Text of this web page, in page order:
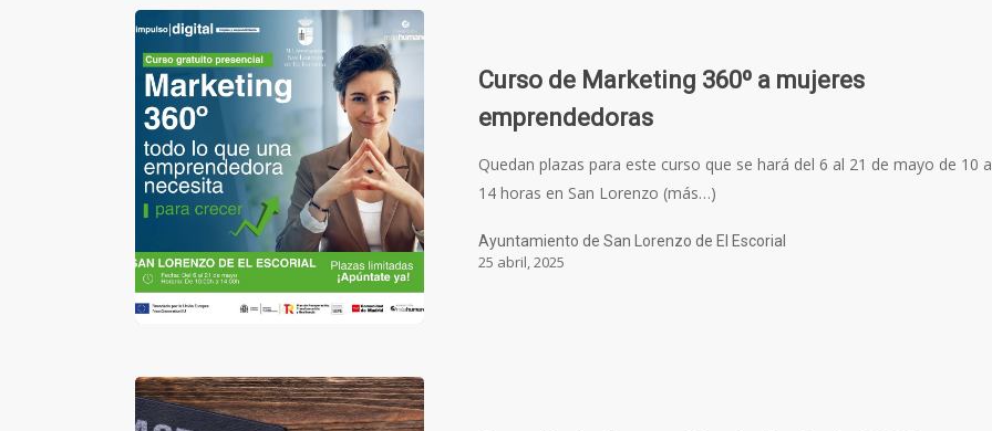
Curso de Marketing 360º a mujeres
emprendedoras
Quedan plazas para este curso que se hará del 6 al 21 de mayo de 10 a
14 horas en San Lorenzo (más…)
Ayuntamiento de San Lorenzo de El Escorial
25 abril, 2025